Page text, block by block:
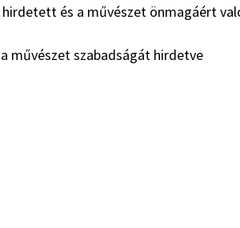
és a művészet önmagáért
művészet szabadságát hirdetve